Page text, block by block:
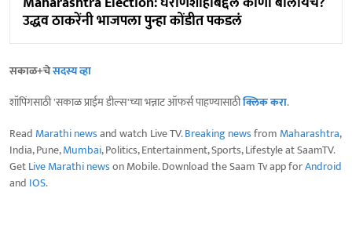
उद्धव ठाकरेंनी भाजपला पुन्हा कोंडीत पकडलं
सकाळ+चेसदस्य व्हा
शॉपिंगसाठी 'सकाळ प्राईम डील्स'च्या भन्नाट ऑफर्स पाहण्यासाठीक्लिक करा.
Read Marathi newsand watch Live TV.Breaking newsfrom Maharashtra,
India, Pune,Mumbai, Politics, Entertainment, Sports, Lifestyle at SaamTV.
GetLive Marathi newson Mobile. Download the Saam Tv app forAndroid
and IOS.